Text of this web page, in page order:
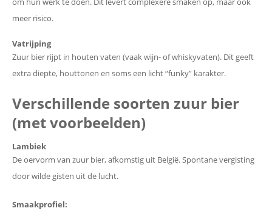
meer risico.
Vatrijping
Zuur bier rijpt in houten vaten (vaak wijn- of whiskyvaten). Dit geeft
extra diepte, houttonen en soms een licht “funky” karakter.
Verschillende soorten zuur bier
(met voorbeelden)
Lambiek
De oervorm van zuur bier, afkomstig uit België. Spontane vergisting
door wilde gisten uit de lucht.
Smaakprofiel: